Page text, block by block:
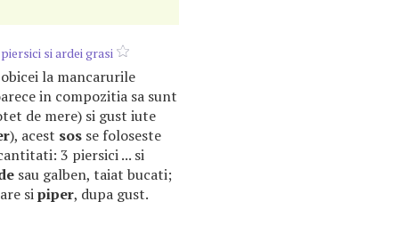
si ardei grasi
la mancarurile
in compozitia sa sunt
de mere) si gust iute
), acest sos se foloseste
3 piersici ... si
sau galben, taiat bucati;
sipiper, dupa gust.